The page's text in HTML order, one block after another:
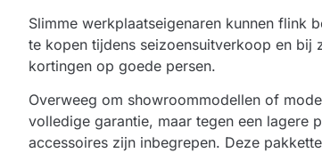
Slimme werkplaatseigenaren kunnen flink
te kopen tijdens seizoensuitverkoop en
kortingen op goede persen.
Overweeg om showroommodellen of
volledige garantie, maar tegen een lagere
accessoires zijn inbegrepen. Deze